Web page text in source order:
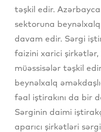
təşkil edir.
sektoruna
davam edir. Sərgi
faizini xarici
müəssisələr təşkil
beynəlxalq
fəal iştirakını da bir
Sərginin daimi
aparıcı şirkətləri